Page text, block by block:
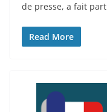
de presse, a fait
Read More